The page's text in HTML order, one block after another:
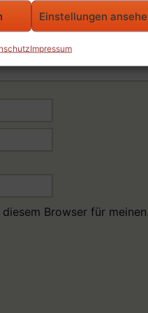
Einstellungen
Impressum
Browser für